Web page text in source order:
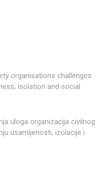
organisations challenges
isolation and social
uloga organizacija civilnog
usamljenosti, izolacije i